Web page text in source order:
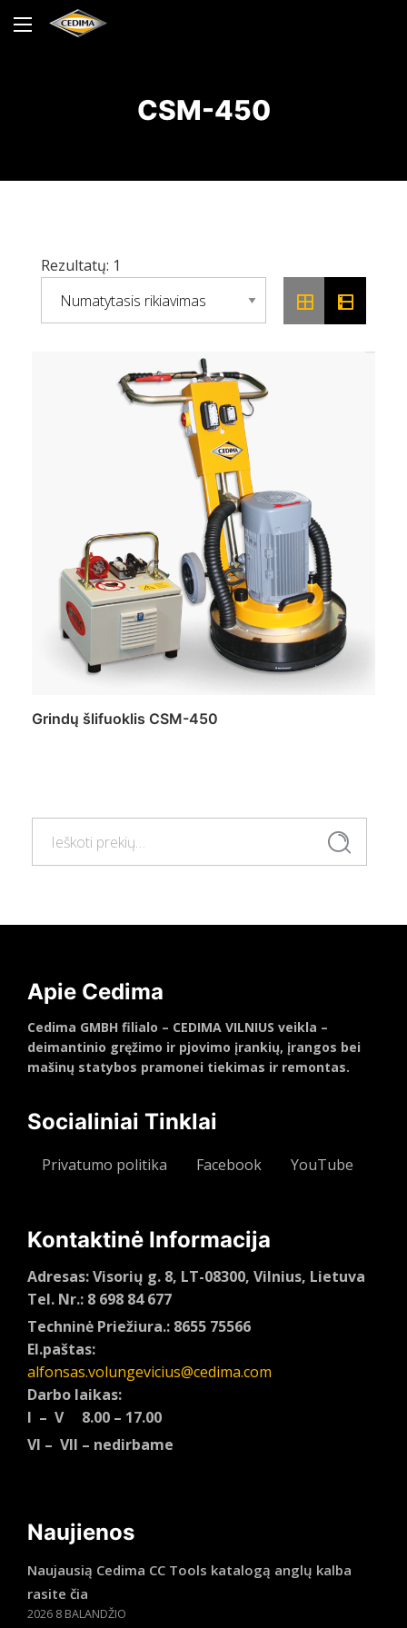
CSM-450
Ieškoti
Rezultatų: 1
Grindų šlifuoklis CSM-450
Apie Cedima
Cedima GMBH filialo – CEDIMA VILNIUS veikla –
deimantinio gręžimo ir pjovimo įrankių, įrangos bei
mašinų statybos pramonei tiekimas ir remontas.
Socialiniai Tinklai
Privatumo politika Facebook YouTube
Kontaktinė Informacija
Adresas: Visorių g. 8, LT-08300, Vilnius, Lietuva
Tel. Nr.: 8 698 84 677
Techninė Priežiura.: 8655 75566
El.paštas:
alfonsas.volungevicius@cedima.com
Darbo laikas:
I – V 8.00 – 17.00
VI – VII – nedirbame
Naujienos
Naujausią Cedima CC Tools katalogą anglų kalba
rasite čia
2026 8 BALANDŽIO